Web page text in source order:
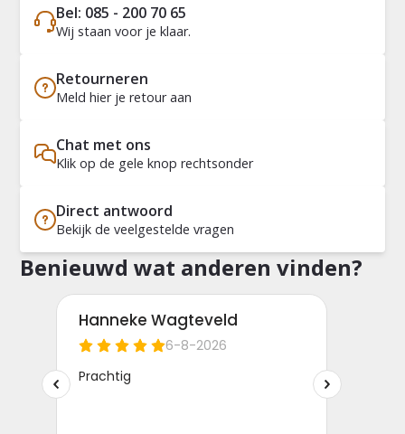
Bel: 085 - 200 70 65
Wij staan voor je klaar.
Retourneren
Meld hier je retour aan
Chat met ons
Klik op de gele knop rechtsonder
Direct antwoord
Bekijk de veelgestelde vragen
Benieuwd wat anderen vinden?